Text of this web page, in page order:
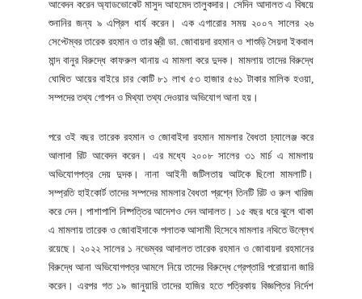
আবেদন করেন অ্যাডভোকেট মাসুদ আহমেদ তালুকদার। সেদিন আদালত এ বিষয়ে
শুনানির জন্য ৯ এপ্রিল ধার্য করেন। এক এগারোর সময় ২০০৭ সালের ২৬
সেপ্টেম্বর তারেক রহমান ও তার স্ত্রী ডা. জোবায়দা রহমান ও শাশুড়ি সৈয়দা ইকবাল
মান্দ বানুর বিরুদ্ধে কাফরুল থানায় এ মামলা করে দুদক। মামলায় তাদের বিরুদ্ধে
ঘোষিত আয়ের বাইরে চার কোটি ৮১ লাখ ৫৩ হাজার ৫৬১ টাকার মালিক হওয়া,
সম্পদের তথ্য গোপন ও মিথ্যা তথ্য দেওয়ার অভিযোগ আনা হয়।
পরে ওই বছর তারেক রহমান ও জোবাইদা রহমান মামলার বৈধতা চ্যালেঞ্জ করে
আলাদা রিট আবেদন করেন। এর মধ্যে ২০০৮ সালের ৩১ মার্চ এ মামলায়
অভিযোগপত্র দেয় দুদক। নানা আইনী জটিলতায় আটকে ছিলো মামলাটি।
সম্প্রতি হাইকোর্ট তাদের সম্পদের মামলার বৈধতা প্রশ্নে তিনটি রিট ও রুল খারিজ
করে দেন। পাশাপাশি নিষ্পত্তির আদেশও দেন আদালত। ১৫ বছর ধরে ঝুলে থাকা
এ মামলায় তারেক ও জোবাইদাকে পলাতক আসামী হিসেবে মামলার নথিতে উল্লেখ
রয়েছে। ২০২২ সালের ১ নভেম্বর আদালত তারেক রহমান ও জোবায়দা রহমানের
বিরুদ্ধে আনা অভিযোগপত্র আমলে নিয়ে তাদের বিরুদ্ধে গ্রেপ্তারি পরোয়ানা জারি
করেন। এরপর গত ১৯ জানুয়ারি তাদের হাজির হতে পত্রিকায় বিজ্ঞপ্তির নির্দেশ